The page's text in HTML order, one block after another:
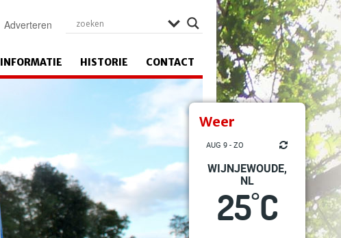
Weer
AUG 9 - ZO
WIJNJEWOUDE,
NL
25°C
Adverteren
INFORMATIE HISTORIE CONTACT